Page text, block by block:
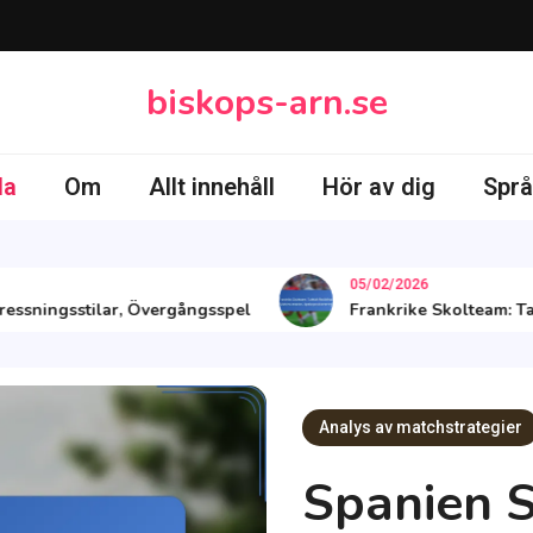
biskops-arn.se
Om Allt innehåll Hör av dig
Övergångsspel
05/02/2026
Frankrike Skolteam:
Analys av matchstrategier
Spanien